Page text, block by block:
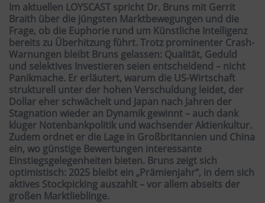
Im aktuellen LOYSCAST spricht Dr. Bruns mit Gerrit
Braith über die jüngsten Marktbewegungen und die
Frage, ob die Euphorie rund um Künstliche Intelligenz
bereits zu Überhitzung führt. Trotz prominenter Crash-
Warnungen bleibt Bruns gelassen: Qualität, Geduld
und selektives Investieren seien entscheidend – nicht
Panikmache. Er erläutert, warum die US-Wirtschaft
strukturell unter der hohen Verschuldung leidet, der
Dollar eher schwächelt und Japan nach Jahren der
Stagnation wieder an Dynamik gewinnt – auch dank
kluger Notenbankpolitik und wachsender Aktienkultur.
Zudem ordnet er die Lage in Großbritannien und China
ein, wo günstige Bewertungen interessante
Einstiegsgelegenheiten bieten. Bruns zeigt sich
optimistisch: 2025 bleibt ein „Prämienjahr“, in dem sich
aktives Stockpicking auszahlt – vor allem abseits der
großen Marktlieblinge.